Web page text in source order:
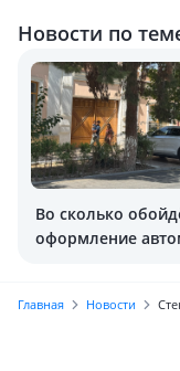
Новости по
Во сколько
оформление
Главная Новости